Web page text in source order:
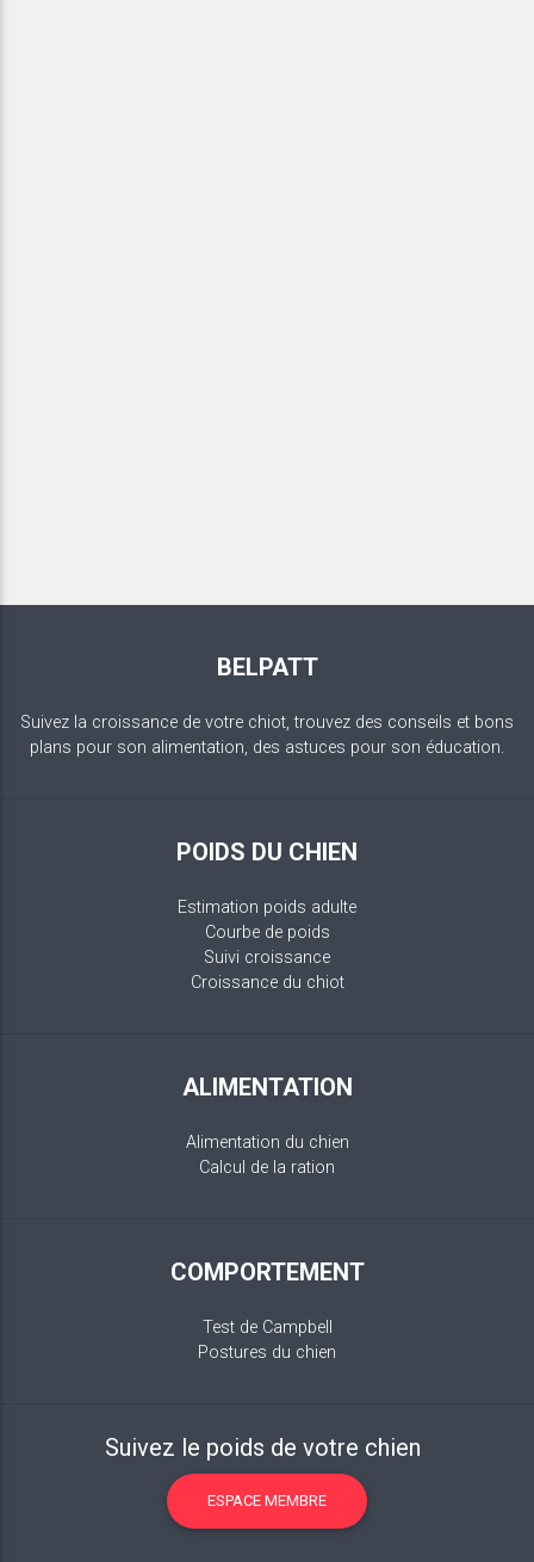
BELPATT
Suivez la croissance de votre chiot, trouvez des conseils et bons
plans pour son alimentation, des astuces pour son éducation.
POIDS DU CHIEN
Estimation poids adulte
Courbe de poids
Suivi croissance
Croissance du chiot
ALIMENTATION
Alimentation du chien
Calcul de la ration
COMPORTEMENT
Test de Campbell
Postures du chien
Suivez le poids de votre chien
ESPACE MEMBRE